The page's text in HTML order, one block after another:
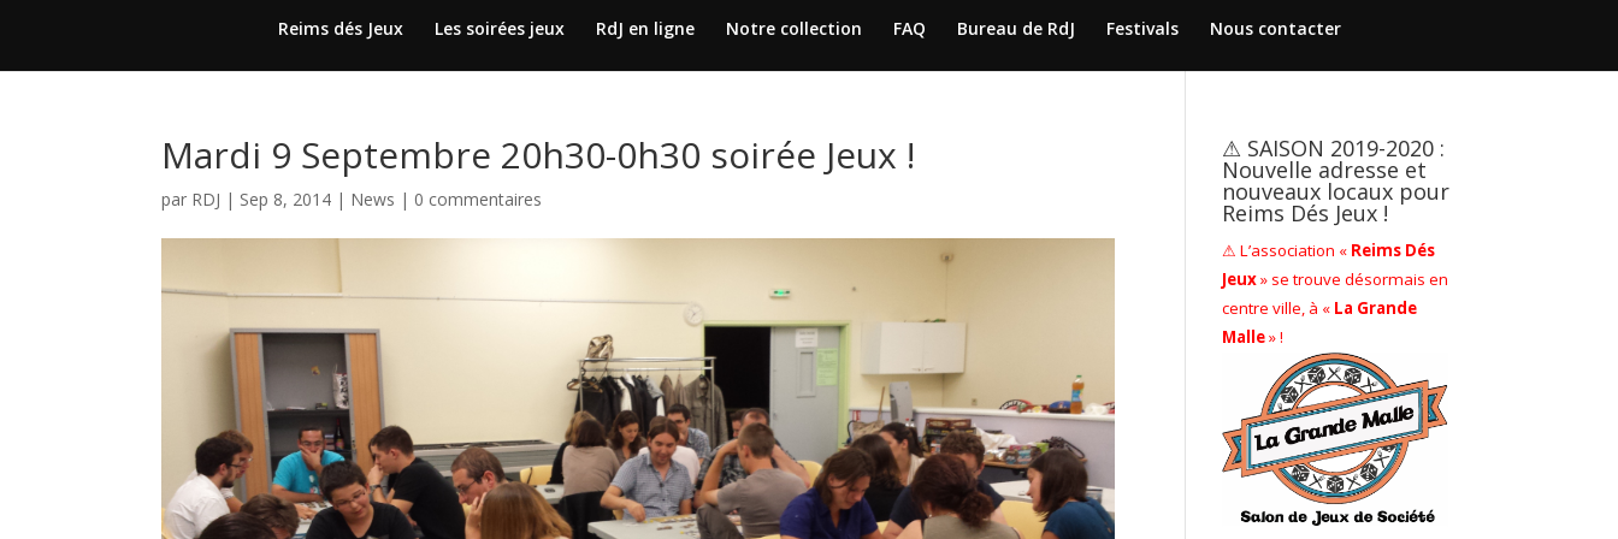
Reims dés Jeux Les soirées jeux RdJ en ligne Notre collection FAQ Bureau de RdJ Festivals Nous contacter
Mardi 9 Septembre 20h30-0h30 soirée Jeux !
par RDJ | Sep 8, 2014 | News | 0 commentaires
⚠ SAISON 2019-2020 :
Nouvelle adresse et
nouveaux locaux pour
Reims Dés Jeux !
⚠ L’association « Reims Dés
Jeux» se trouve désormais en
centre ville, à « La Grande
Malle» !